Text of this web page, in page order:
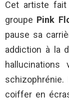
Cet artiste
groupe Pink
pause sa
addiction à la
coiffer en